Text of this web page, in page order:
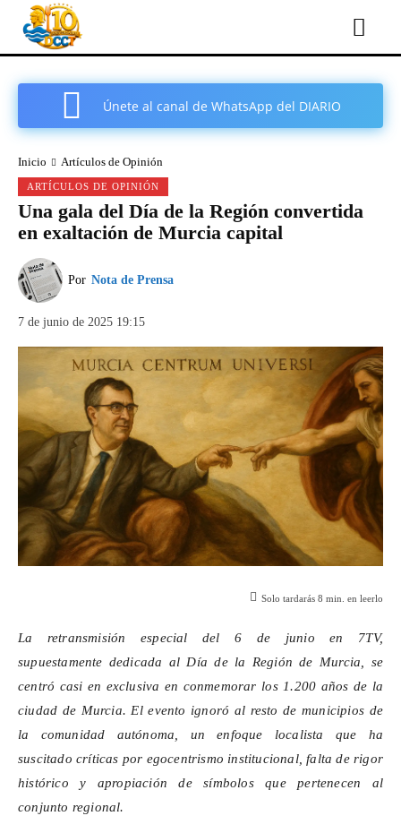
Únete al canal de WhatsApp del DIARIO
Inicio Artículos de Opinión
ARTÍCULOS DE OPINIÓN
Una gala del Día de la Región convertida
en exaltación de Murcia capital
Por Nota de Prensa
7 de junio de 2025 19:15
Solo tardarás 8 min. en leerlo
La retransmisión especial del 6 de junio en 7TV,
supuestamente dedicada al Día de la Región de Murcia, se
centró casi en exclusiva en conmemorar los 1.200 años de la
ciudad de Murcia. El evento ignoró al resto de municipios de
la comunidad autónoma, un enfoque localista que ha
suscitado críticas por egocentrismo institucional, falta de rigor
histórico y apropiación de símbolos que pertenecen al
conjunto regional.